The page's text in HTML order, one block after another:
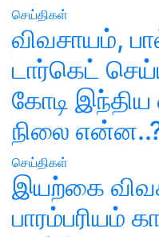
செய்திகள்
விவசாயம்,
டார்கெட்
கோடி
நிலை
செய்திகள்
இயற்கை
பாரம்பரியம்